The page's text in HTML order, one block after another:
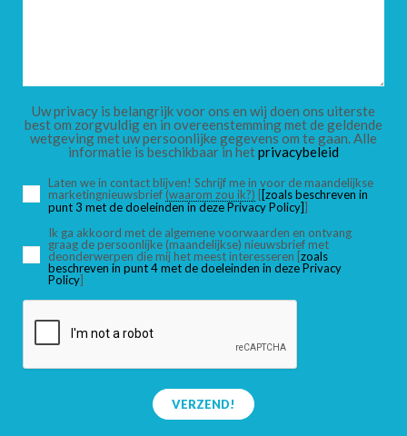
KINDEREN
ZOEK
Uw privacy is belangrijk voor ons en wij doen ons uiterste
best om zorgvuldig en in overeenstemming met de geldende
wetgeving met uw persoonlijke gegevens om te gaan. Alle
informatie is beschikbaar in hetprivacybeleid
Laten we in contact blijven! Schrijf me in voor de maandelijkse
marketingnieuwsbrief (waarom zou ik?) [[zoals beschreven in
punt 3 met de doeleinden in deze Privacy Policy]]
Ik ga akkoord met de algemene voorwaarden en ontvang
graag de persoonlijke (maandelijkse) nieuwsbrief met
deonderwerpen die mij het meest interesseren [zoals
beschreven in punt 4 met de doeleinden in deze Privacy
Policy]
VERZEND!